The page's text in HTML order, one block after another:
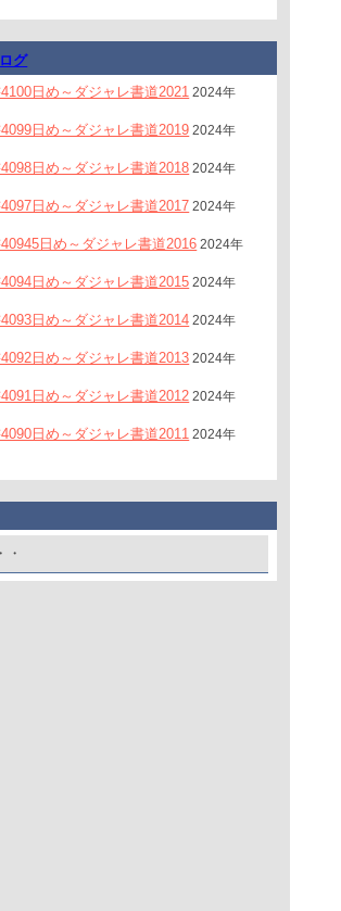
グ
日め～ダジャレ書道2021 2024年
日め～ダジャレ書道2019 2024年
日め～ダジャレ書道2018 2024年
日め～ダジャレ書道2017 2024年
日め～ダジャレ書道2016 2024年
日め～ダジャレ書道2015 2024年
日め～ダジャレ書道2014 2024年
日め～ダジャレ書道2013 2024年
日め～ダジャレ書道2012 2024年
日め～ダジャレ書道2011 2024年
・